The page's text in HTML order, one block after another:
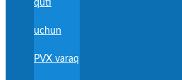
quti
uchun
PVX varaq